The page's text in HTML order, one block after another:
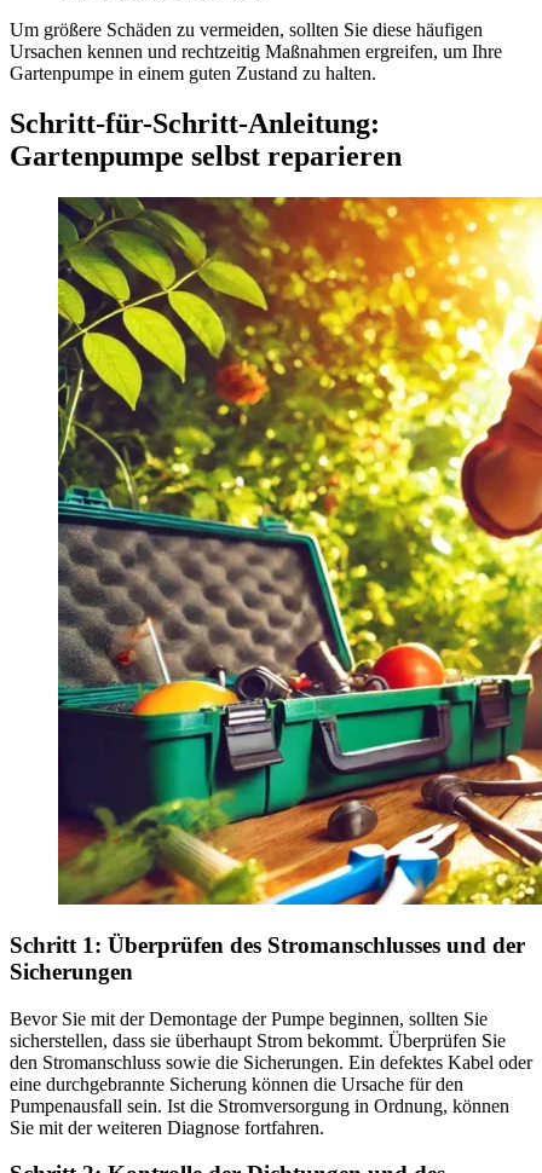
Um größere Schäden zu vermeiden, sollten Sie diese häufigen
Ursachen kennen und rechtzeitig Maßnahmen ergreifen, um Ihre
Gartenpumpe in einem guten Zustand zu halten.
Schritt-für-Schritt-Anleitung:
Gartenpumpe selbst reparieren
Schritt 1: Überprüfen des Stromanschlusses und der
Sicherungen
Bevor Sie mit der Demontage der Pumpe beginnen, sollten Sie
sicherstellen, dass sie überhaupt Strom bekommt. Überprüfen Sie
den Stromanschluss sowie die Sicherungen. Ein defektes Kabel oder
eine durchgebrannte Sicherung können die Ursache für den
Pumpenausfall sein. Ist die Stromversorgung in Ordnung, können
Sie mit der weiteren Diagnose fortfahren.